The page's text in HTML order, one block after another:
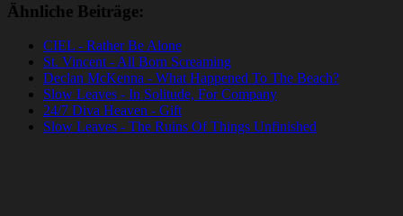
Ähnliche Beiträge:
CIEL - Rather Be Alone
St. Vincent - All Born Screaming
Declan McKenna - What Happened To The Beach?
Slow Leaves - In Solitude, For Company
24/7 Diva Heaven - Gift
Slow Leaves - The Ruins Of Things Unfinished